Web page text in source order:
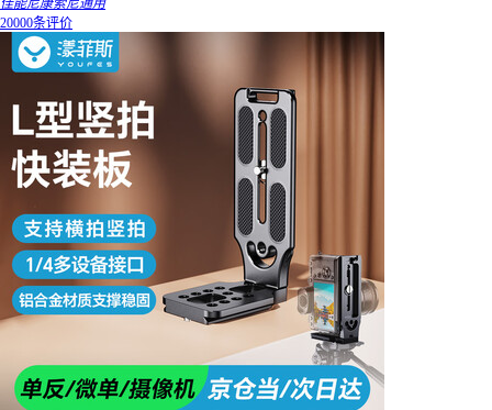
佳能尼康索尼通用
20000条评价